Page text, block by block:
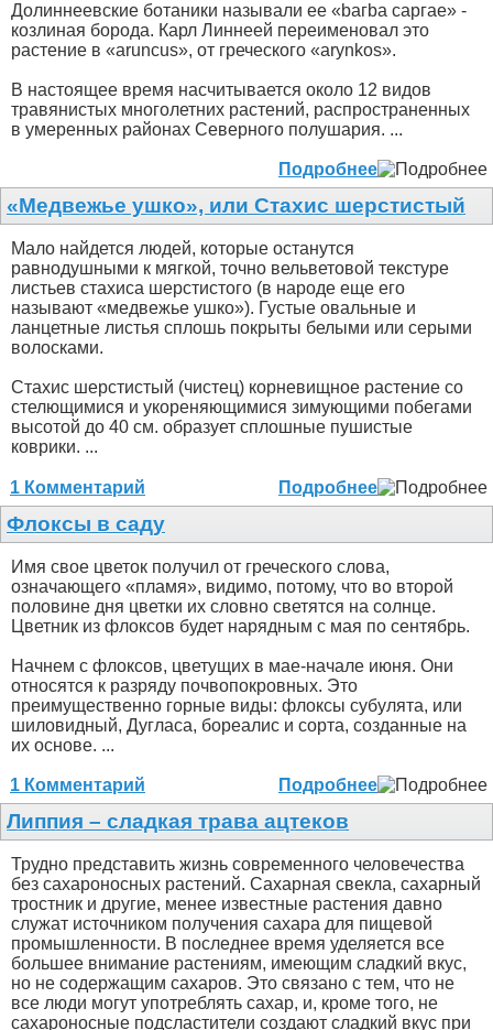
Долиннеевские ботаники называли ее «bагbа саргае» -
козлиная борода. Карл Линнеей переименовал это
растение в «aruncus», от греческого «arynkos».
В настоящее время насчитывается около 12 видов
травянистых многолетних растений, распространенных
в умеренных районах Северного полушария. ...
Подробнее
«Медвежье ушко», или Стахис шерстистый
Мало найдется людей, которые останутся
равнодушными к мягкой, точно вельветовой текстуре
листьев стахиса шерстистого (в народе еще его
называют «медвежье ушко»). Густые овальные и
ланцетные листья сплошь покрыты белыми или серыми
волосками.
Стахис шерстистый (чистец) корневищное растение со
стелющимися и укореняющимися зимующими побегами
высотой до 40 см. образует сплошные пушистые
коврики. ...
1 Комментарий Подробнее
Флоксы в саду
Имя свое цветок получил от греческого слова,
означающего «пламя», видимо, потому, что во второй
половине дня цветки их словно светятся на солнце.
Цветник из флоксов будет нарядным с мая по сентябрь.
Начнем с флоксов, цветущих в мае-начале июня. Они
относятся к разряду почвопокровных. Это
преимущественно горные виды: флоксы субулята, или
шиловидный, Дугласа, бореалис и сорта, созданные на
их основе. ...
1 Комментарий Подробнее
Липпия – сладкая трава ацтеков
Трудно представить жизнь современного человечества
без сахароносных растений. Сахарная свекла, сахарный
тростник и другие, менее известные растения давно
служат источником получения сахара для пищевой
промышленности. В последнее время уделяется все
большее внимание растениям, имеющим сладкий вкус,
но не содержащим сахаров. Это связано с тем, что не
все люди могут употреблять сахар, и, кроме того, не
сахароносные подсластители создают сладкий вкус при